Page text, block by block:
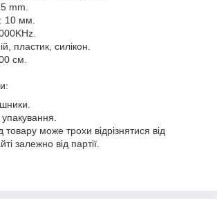
mm.
10 мм.
пластик, силікон.
см.
товару може трохи відрізнятися від
залежно від партії.